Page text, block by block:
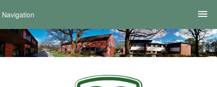
Navigation